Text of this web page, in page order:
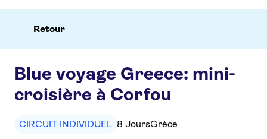
Retour
Blue voyage Greece: mini-
croisière à Corfou
CIRCUIT INDIVIDUEL 8 JoursGrèce